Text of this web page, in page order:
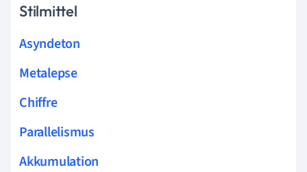
Stilmittel
Asyndeton
Metalepse
Chiffre
Parallelismus
Akkumulation